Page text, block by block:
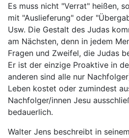
Es muss nicht "Verrat" heißen,
mit "Auslieferung" oder
Usw. Die Gestalt des Judas
am Nächsten, denn in jedem
Fragen und Zweifel, die Judas
Er ist der einzige Proaktive in
anderen sind alle nur
Leben kostet oder zumindest
Nachfolger/innen Jesu
bedauerlich.
Walter Jens beschreibt in